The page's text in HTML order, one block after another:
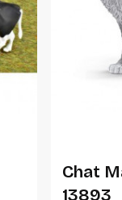
Chat
13893